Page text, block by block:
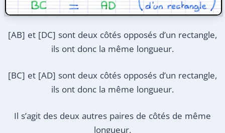
[AB] et [DC] sont deux côtés opposés d’un rectangle,
ils ont donc la même longueur.
[BC] et [AD] sont deux côtés opposés d’un rectangle,
ils ont donc la même longueur.
Il s’agit des deux autres paires de côtés de même
longueur.